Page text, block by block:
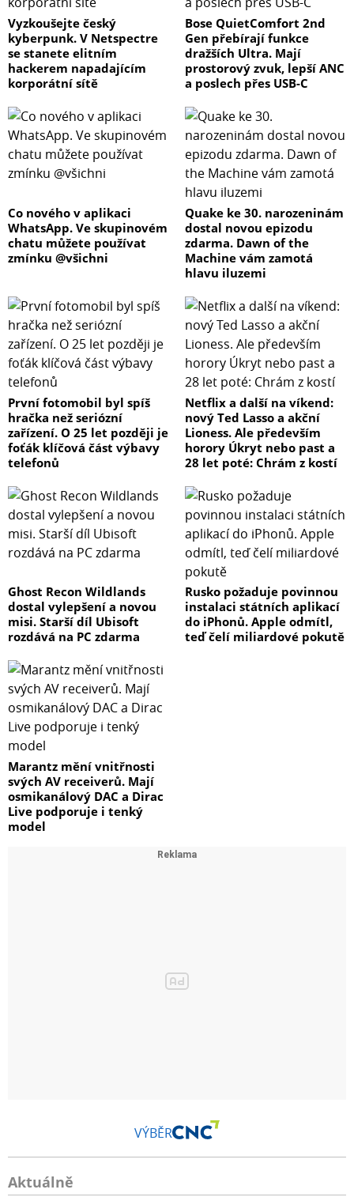
Vyzkoušejte český
kyberpunk. V Netspectre
se stanete elitním
hackerem napadajícím
korporátní sítě
Bose QuietComfort 2nd
Gen přebírají funkce
dražších Ultra. Mají
prostorový zvuk, lepší ANC
a poslech přes USB-C
Co nového v aplikaci
WhatsApp. Ve skupinovém
chatu můžete používat
zmínku @všichni
Quake ke 30. narozeninám
dostal novou epizodu
zdarma. Dawn of the
Machine vám zamotá
hlavu iluzemi
První fotomobil byl spíš
hračka než seriózní
zařízení. O 25 let později je
foťák klíčová část výbavy
telefonů
Netflix a další na víkend:
nový Ted Lasso a akční
Lioness. Ale především
horory Úkryt nebo past a
28 let poté: Chrám z kostí
Ghost Recon Wildlands
dostal vylepšení a novou
misi. Starší díl Ubisoft
rozdává na PC zdarma
Rusko požaduje povinnou
instalaci státních aplikací
do iPhonů. Apple odmítl,
teď čelí miliardové pokutě
Marantz mění vnitřnosti
svých AV receiverů. Mají
osmikanálový DAC a Dirac
Live podporuje i tenký
model
VÝBĚR
Aktuálně